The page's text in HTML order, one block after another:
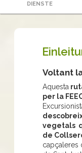
DIENSTE
Voltant
Aquesta
per la
vegetals
de
capçaleres